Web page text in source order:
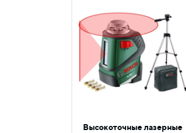
Высокоточные лазерные